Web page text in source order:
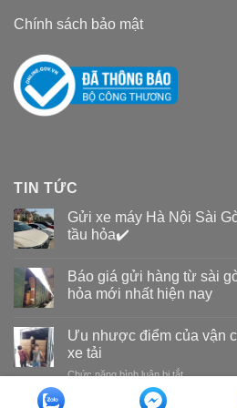
Chính sách bảo mật
TIN TỨC
Gửi xe máy Hà Nội Sài
tầu hỏa✔️
Báo giá gửi hàng từ sài
hỏa mới nhất hiện nay
Ưu nhược điểm của vận
xe tải
Chức năng bình luận bị tắtở